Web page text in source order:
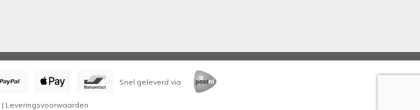
Snel geleverd via
| Leveringsvoorwaarden